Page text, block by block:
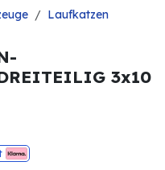
Laufkatzen
3x10